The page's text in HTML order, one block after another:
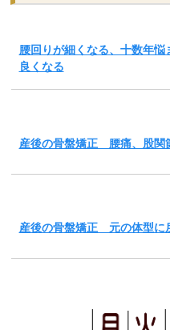
腰回りが細くなる、十数年悩
良くなる
産後の骨盤矯正 腰痛、股関
産後の骨盤矯正 元の体型に